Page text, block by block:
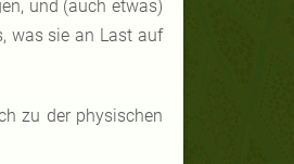
und (auch etwas)
was sie an Last auf
zu der physischen